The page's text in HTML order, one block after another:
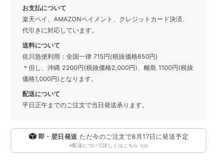
お支払について
楽天ペイ、AMAZONペイメント、クレジットカード決済、
代引きに対応しています。
送料について
佐川急便利用：全国一律 715円(税抜価格650円)
＊但し、沖縄 2200円(税抜価格2,000円)、離島 1100円(税抜
価格1,000円)となります。
配送について
平日正午までのご注文で当日発送承ります。
即・翌日発送 ただ今のご注文で8月17日 に発送予定
※配送について詳しくはこちら